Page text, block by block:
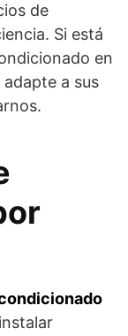
de
Si está
en
a sus